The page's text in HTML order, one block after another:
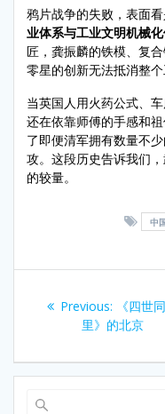
鸦片战争的失败，表面
业体系与工业文明机械
匠，龚振麟的铁模、复
零星的创新无法抵消整个
当英国人用火药公式、
还在依靠师傅的手感和
了即便清军拥有数量不
攻。这段历史告诉我们
的较量。
中
Previous:
Previous
post:
《四世
里》的北京